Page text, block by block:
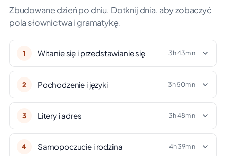
Zbudowane dzień po dniu. Dotknij dnia, aby zobaczyć
pola słownictwa i gramatykę.
1 Witanie się i przedstawianie się 3h 43min
2 Pochodzenie i języki 3h 50min
3 Litery i adres 3h 48min
4 Samopoczucie i rodzina 4h 39min